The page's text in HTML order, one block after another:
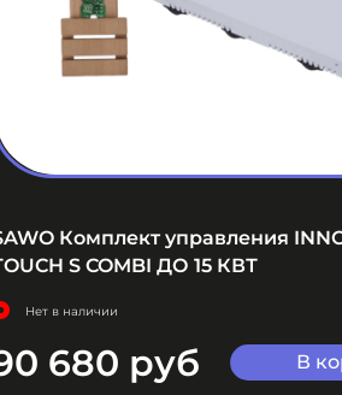
Комплект управления
S COMBI ДО 15 КВТ
Нет в наличии
680 руб В